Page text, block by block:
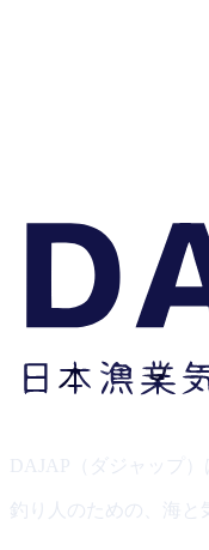
DAJAP（ダジャップ
釣り人のための、海と